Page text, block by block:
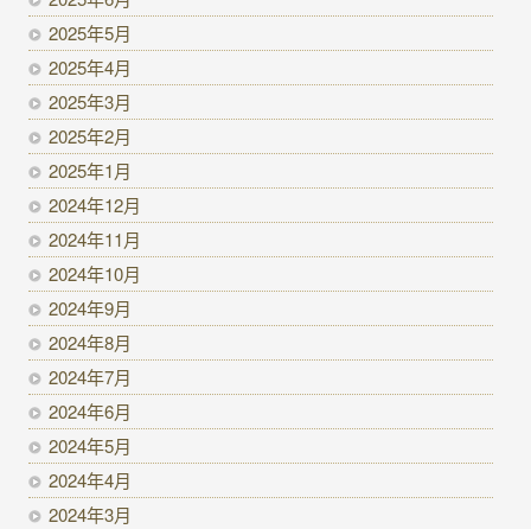
2025年5月
2025年4月
2025年3月
2025年2月
2025年1月
2024年12月
2024年11月
2024年10月
2024年9月
2024年8月
2024年7月
2024年6月
2024年5月
2024年4月
2024年3月